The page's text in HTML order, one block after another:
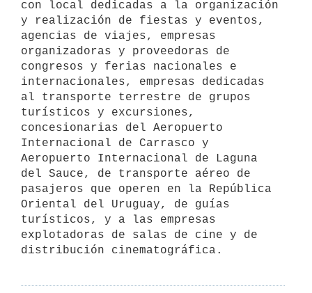
con local dedicadas a la organización
y realización de fiestas y eventos,
agencias de viajes, empresas
organizadoras y proveedoras de
congresos y ferias nacionales e
internacionales, empresas dedicadas
al transporte terrestre de grupos
turísticos y excursiones,
concesionarias del Aeropuerto
Internacional de Carrasco y
Aeropuerto Internacional de Laguna
del Sauce, de transporte aéreo de
pasajeros que operen en la República
Oriental del Uruguay, de guías
turísticos, y a las empresas
explotadoras de salas de cine y de